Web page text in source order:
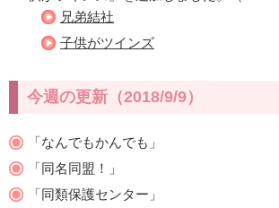
兄弟結社
子供がツインズ
今週の更新（2018/9/9）
「なんでもかんでも」
「同名同盟！」
「同類保護センター」